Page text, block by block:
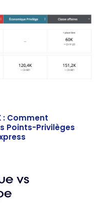
: Comment
Points-Privilèges
vs